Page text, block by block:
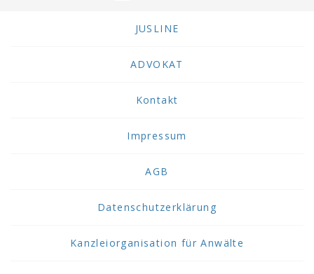
JUSLINE
ADVOKAT
Kontakt
Impressum
AGB
Datenschutzerklärung
Kanzleiorganisation für Anwälte